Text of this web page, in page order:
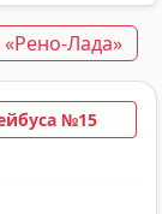
Лада»
№15